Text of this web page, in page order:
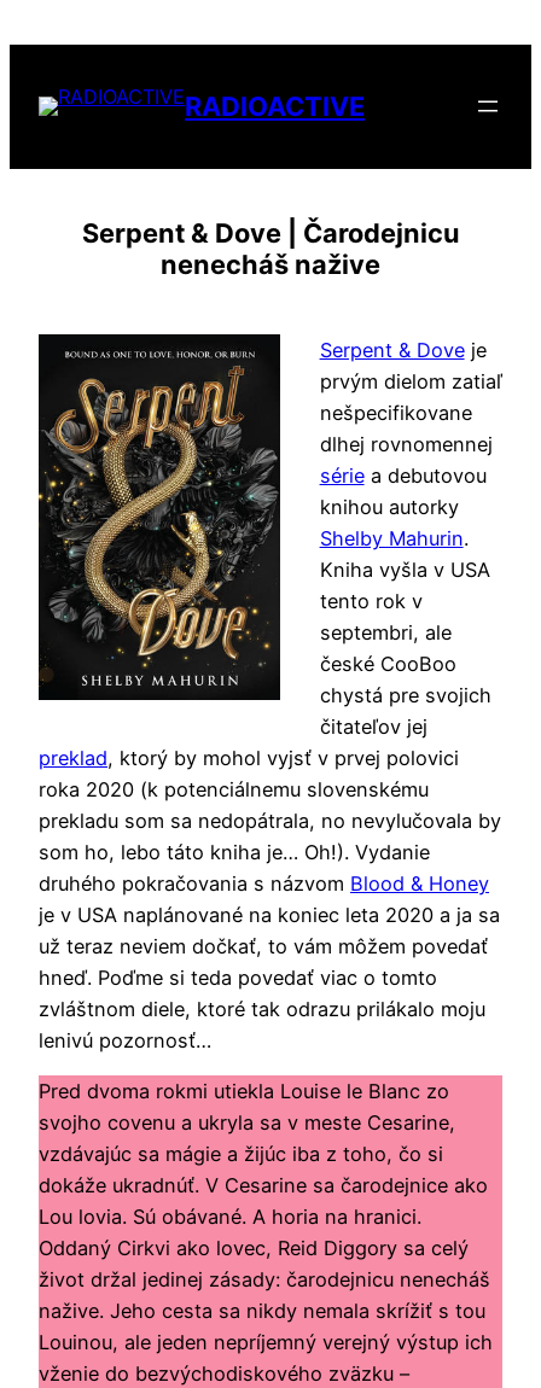
obsah
RADIOACTIVE
Serpent & Dove | Čarodejnicu
nenecháš nažive
Serpent & Doveje
prvým dielom zatiaľ
nešpecifikovane
dlhej rovnomennej
sériea debutovou
knihou autorky
Shelby Mahurin.
Kniha vyšla v USA
tento rok v
septembri, ale
české CooBoo
chystá pre svojich
čitateľov jej
preklad, ktorý by mohol vyjsť v prvej polovici
roka 2020 (k potenciálnemu slovenskému
prekladu som sa nedopátrala, no nevylučovala by
som ho, lebo táto kniha je… Oh!). Vydanie
druhého pokračovania s názvom Blood & Honey
je v USA naplánované na koniec leta 2020 a ja sa
už teraz neviem dočkať, to vám môžem povedať
hneď. Poďme si teda povedať viac o tomto
zvláštnom diele, ktoré tak odrazu prilákalo moju
lenivú pozornosť…
Pred dvoma rokmi utiekla Louise le Blanc zo
svojho covenu a ukryla sa v meste Cesarine,
vzdávajúc sa mágie a žijúc iba z toho, čo si
dokáže ukradnúť. V Cesarine sa čarodejnice ako
Lou lovia. Sú obávané. A horia na hranici.
Oddaný Cirkvi ako lovec, Reid Diggory sa celý
život držal jedinej zásady: čarodejnicu nenecháš
nažive. Jeho cesta sa nikdy nemala skrížiť s tou
Louinou, ale jeden nepríjemný verejný výstup ich
vženie do bezvýchodiskového zväzku –